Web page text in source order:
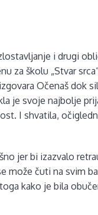
i drugi
za školu „Stvar
Očenaš dok
je svoje najbolje
I shvatila,
jer bi izazvalo
može čuti na svim
kako je bila